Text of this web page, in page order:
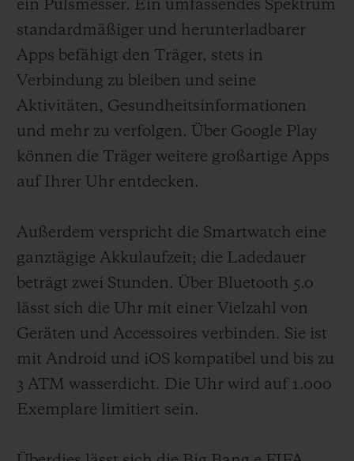
ein Pulsmesser. Ein umfassendes Spektrum
standardmäßiger und herunterladbarer
Apps befähigt den Träger, stets in
Verbindung zu bleiben und seine
Aktivitäten, Gesundheitsinformationen
und mehr zu verfolgen. Über Google Play
können die Träger weitere großartige Apps
auf Ihrer Uhr entdecken.
Außerdem verspricht die Smartwatch eine
ganztägige Akkulaufzeit; die Ladedauer
beträgt zwei Stunden. Über Bluetooth 5.0
lässt sich die Uhr mit einer Vielzahl von
Geräten und Accessoires verbinden. Sie ist
mit Android und iOS kompatibel und bis zu
3 ATM wasserdicht. Die Uhr wird auf 1.000
Exemplare limitiert sein.